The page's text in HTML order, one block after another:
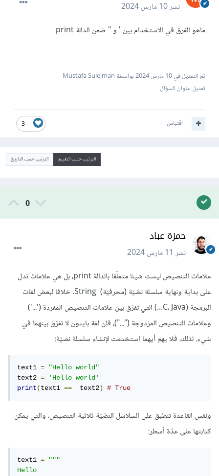
نشر10 مارس 2024
ماهو الفرق في الاستخدام بين ' و " ضمن الدالة print
تم التعديل في10 مارس 2024
بواسطة Mustafa Suleiman
تعديل عنوان السؤال
3 اقتباس
الترتيب حسب التقييم الترتيب حسب التاريخ
0
حمزة عباد
نشر11 مارس 2024
علامات التنصيص ليست شيئا متعلّقا بالدالة print، بل هي علامات تدل
على بداية ونهاية سلسلة نصّيّة (محرفيّة) String. خلافا لبعض لغات
البرمجة (C، Java...) التي تفرّق بين علامات التنصيص المفردة ('...')
وعلامات التنصيص المزدوجة ("...")، فإن لغة بايثون لا تفرّق بينهما في
شيء. لذلك، فلا يهم أيهما استخدمت لإنشاء سلسلة نصيّة:
text1 =
"Hello world"
text2 =
'Hello world'
print(text1 ==
  text2
) # True
ونفس القاعدة تنطبق على السلاسل النصّيّة ثلاثية التنصيص، والتي يمكن
كتابتها على عدّة أسطر:
text1 =
"""
Hello